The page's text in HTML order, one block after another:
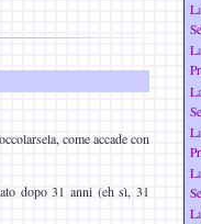
come accade con
dopo 31 anni (eh sì, 31